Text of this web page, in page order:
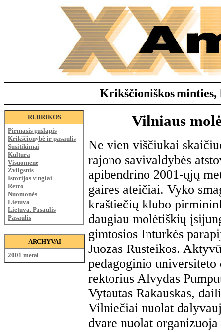
Krikščioniškosminties,
RUBRIKOS
Pirmasis puslapis
Krikščionybė ir pasaulis
Susitikimai
Kultūra
Visuomenė
Žvilgsnis
Istorijos vingiai
Retro
Nuomonės
Lietuva
Lietuva. Pasaulis
Pasaulis
ARCHYVAI
2001 metai
Vilniaus
Ne vien viščiukai
rajono savivaldybės
apibendrino 2001-ųjų
gaires ateičiai. Vyko
kraštiečių klubo
daugiau molėtiškių
gimtosios Inturkės
Juozas Rusteikos.
pedagoginio universiteto
rektorius Alvydas
Vytautas Rakauskas,
Vilniečiai nuolat
dvare nuolat